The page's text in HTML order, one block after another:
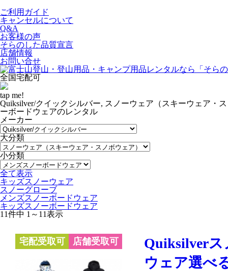
ご利用ガイド
キャンセルについて
Q&A
お客様の声
そらのした品質宣言
店舗情報
お問い合せ
全国宅配可
tap me!
Quiksilver/クイックシルバー, スノーウェア（スキーウェア・
ーボードウェアのレンタル
メーカー
大分類
小分類
全て表示
キッズスノーウェア
スノーグローブ
メンズスノーボードウェア
キッズスノーボードウェア
11件中 1～11表示
宅配受取可 店舗受取可
Quiksilverス
ウェア選べ